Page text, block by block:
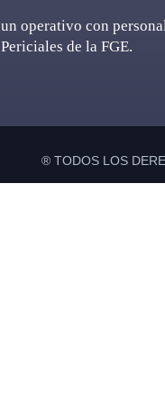
operativo con
de la FGE.
® TODOS LOS